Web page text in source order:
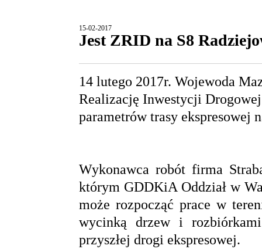
15-02-2017
Jest ZRID na S8
14 lutego 2017r. Wojewoda
Realizację Inwestycji
parametrów trasy ekspresowej
Wykonawca robót firma
którym GDDKiA Oddział w
może rozpocząć prace w
wycinką drzew i
przyszłej drogi ekspresowej.